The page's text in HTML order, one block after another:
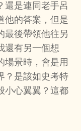
還是連同老手呂
他的答案，但是
最後帶領他往另
還有另一個想
場景時，會是用
？是該如史考特
小心翼翼？這都